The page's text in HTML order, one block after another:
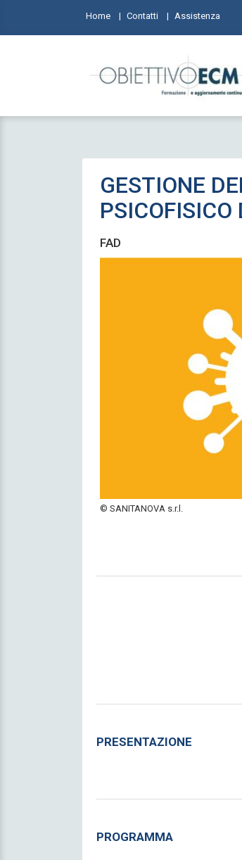
Home Contatti Assistenza
GESTIONE
PSICOFISICO
FAD
© SANITANOVA s.r.l.
PRESENTAZIONE
PROGRAMMA